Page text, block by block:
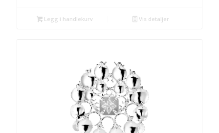
Legg i handlekurv Vis detaljer